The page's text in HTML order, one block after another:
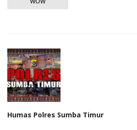
Humas Polres Sumba Timur